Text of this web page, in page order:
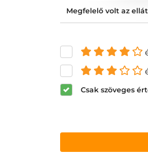
Megfelelő volt az
Csak szöveges